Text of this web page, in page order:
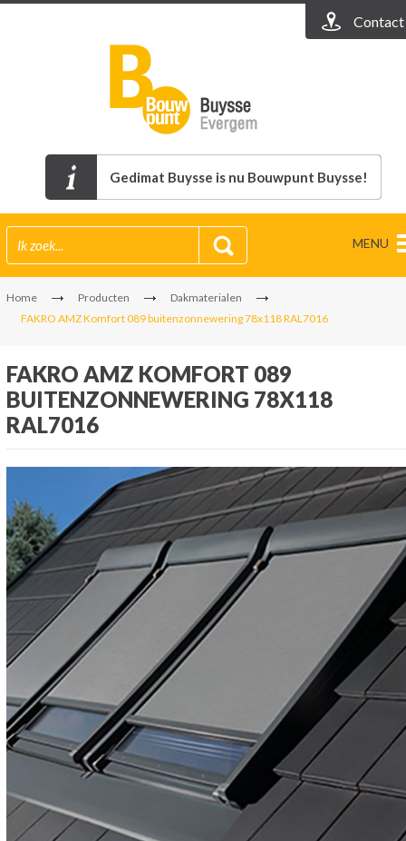
Contact
Gedimat Buysse is nu Bouwpunt Buysse!
MENU
Home Producten
Dakmaterialen
FAKRO AMZ Komfort 089 buitenzonnewering 78x118 RAL7016
FAKRO AMZ KOMFORT 089
BUITENZONNEWERING 78X118
RAL7016